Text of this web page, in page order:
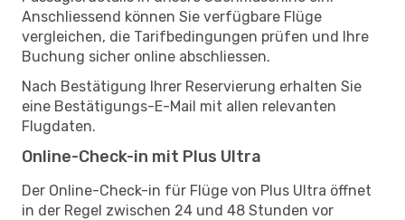
Anschliessend können Sie verfügbare Flüge
vergleichen, die Tarifbedingungen prüfen und Ihre
Buchung sicher online abschliessen.
Nach Bestätigung Ihrer Reservierung erhalten Sie
eine Bestätigungs-E-Mail mit allen relevanten
Flugdaten.
Online-Check-in mit Plus Ultra
Der Online-Check-in für Flüge von Plus Ultra öffnet
in der Regel zwischen 24 und 48 Stunden vor